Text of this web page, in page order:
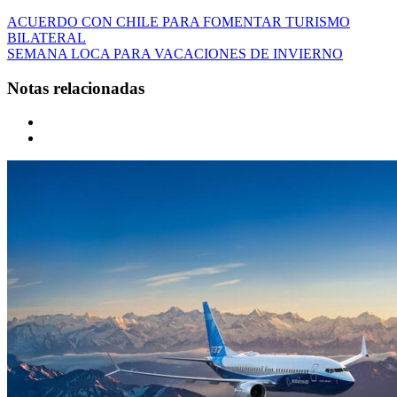
ACUERDO CON CHILE PARA FOMENTAR TURISMO
BILATERAL
SEMANA LOCA PARA VACACIONES DE INVIERNO
Notas relacionadas